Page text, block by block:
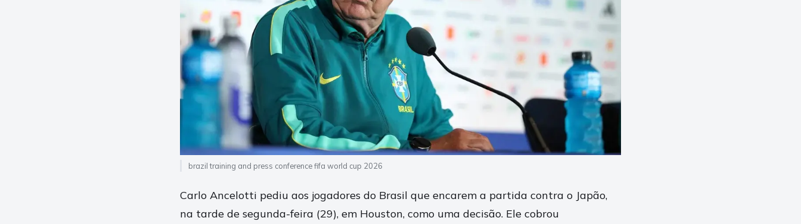
brazil training and press conference fifa world cup 2026
Carlo Ancelotti pediu aos jogadores do Brasil que encarem a partida contra o Japão,
na tarde de segunda-feira (29), em Houston, como uma decisão. Ele cobrou